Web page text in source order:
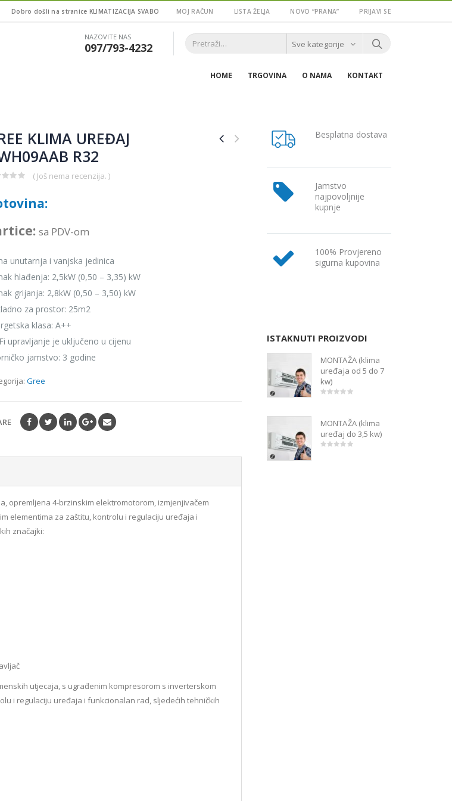
Dobro došli na stranice KLIMATIZACIJA SVABO MOJ RAČUN LISTA ŽELJA NOVO “PRANA” PRIJAVI SE
NAZOVITE NAS
097/793-4232 Sve kategorije
HOME TRGOVINA O NAMA KONTAKT
KLIMA UREĐAJ
R32
( Još nema recenzija. )
sa PDV-om
unutarnja i vanjska jedinica
hlađenja: 2,5kW (0,50 – 3,35) kW
grijanja: 2,8kW (0,50 – 3,50) kW
za prostor: 25m2
klasa: A++
upravljanje je uključeno u cijenu
jamstvo: 3 godine
Gree
opremljena 4-brzinskim elektromotorom, izmjenjivačem
elementima za zaštitu, kontrolu i regulaciju uređaja i
značajki:
utjecaja, s ugrađenim kompresorom s inverterskom
i regulaciju uređaja i funkcionalan rad, sljedećih tehničkih
Besplatna dostava
Jamstvo
najpovoljnije
kupnje
100% Provjereno
sigurna kupovina
ISTAKNUTI PROIZVODI
MONTAŽA (klima
uređaja od 5 do 7
kw)
5bila
je:
2,500.00kn.
je:
2,000.00kn.
MONTAŽA (klima
uređaj do 3,5 kw)